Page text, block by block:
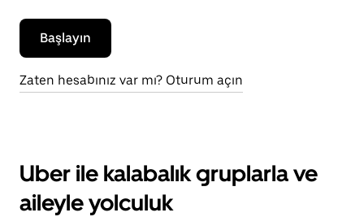
Başlayın
Zaten hesabınız var mı? Oturum açın
Uber ile kalabalık gruplarla ve
aileyle yolculuk